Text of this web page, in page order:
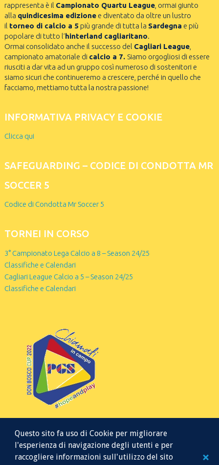
rappresenta è il Campionato Quartu League, ormai giunto
alla quindicesima edizionee diventato da oltre un lustro
il torneo di calcio a 5 più grande di tutta la Sardegna e più
popolare di tutto l’hinterland cagliaritano.
Ormai consolidato anche il successo del Cagliari League,
campionato amatoriale di calcio a 7. Siamo orgogliosi di essere
riusciti a dar vita ad un gruppo così numeroso di sostenitori e
siamo sicuri che continueremo a crescere, perché in quello che
facciamo, mettiamo tutta la nostra passione!
INFORMATIVA PRIVACY E COOKIE
Clicca qui
SAFEGUARDING – CODICE DI CONDOTTA MR
SOCCER 5
Codice di Condotta Mr Soccer 5
TORNEI IN CORSO
3° Campionato Lega Calcio a 8 – Season 24/25
Classifiche e Calendari
Cagliari League Calcio a 5 – Season 24/25
Classifiche e Calendari
Questo sito fa uso di Cookie per migliorare
l'esperienza di navigazione degli utenti e per
raccogliere informazioni sull'utilizzo del sito